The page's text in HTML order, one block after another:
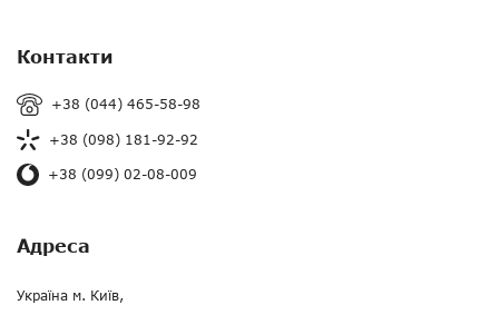
Контакти
+38 (044) 465-58-98
+38 (098) 181-92-92
+38 (099) 02-08-009
Адреса
Україна м. Київ,